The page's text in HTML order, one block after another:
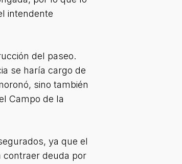
intendente
del paseo.
se haría cargo de
sino también
Campo de la
ya que el
contraer deuda por